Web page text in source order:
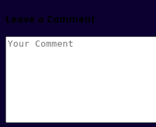
Leave a Comment